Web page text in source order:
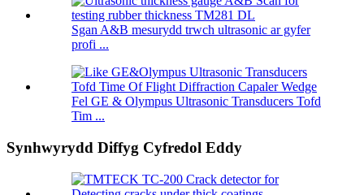
Sgan A&B mesurydd trwch ultrasonic ar gyfer
profi ...
Fel GE & Olympus Ultrasonic Transducers Tofd
Tim ...
Synhwyrydd Diffyg Cyfredol Eddy